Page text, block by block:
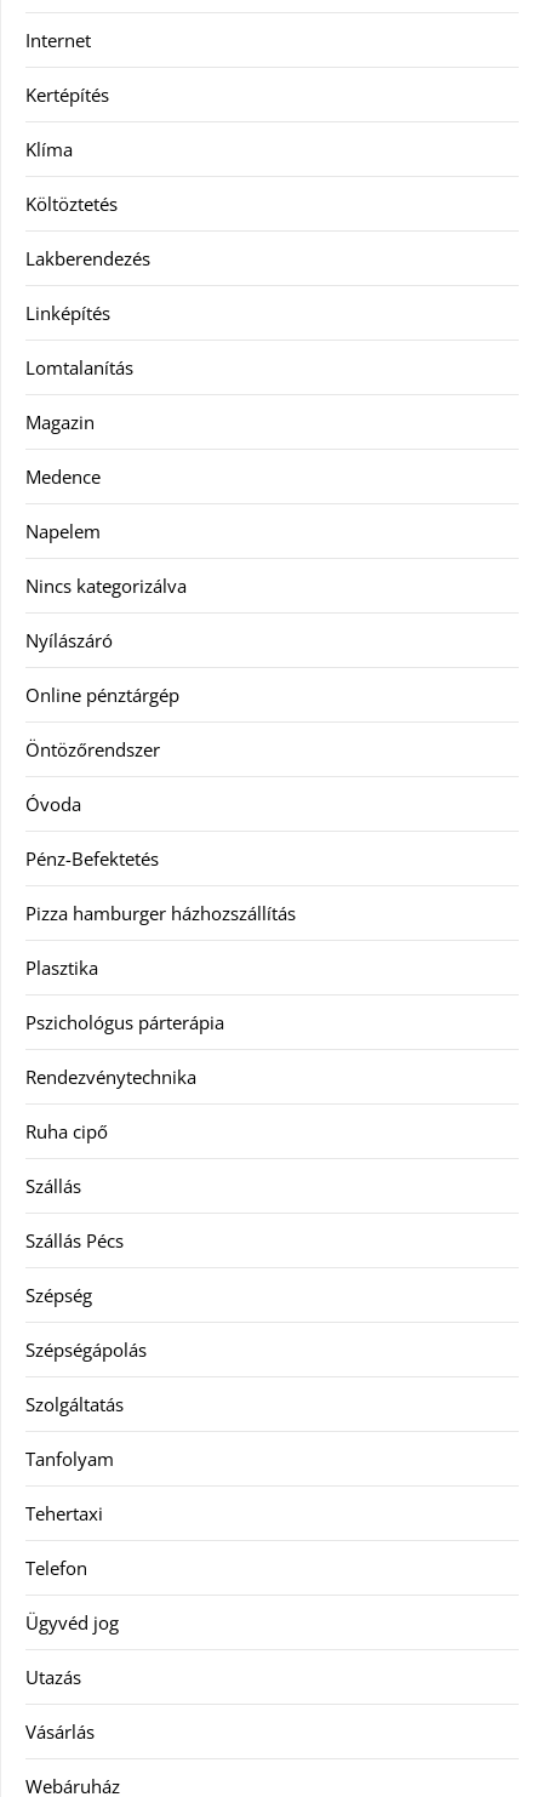
Internet
Kertépítés
Klíma
Költöztetés
Lakberendezés
Linképítés
Lomtalanítás
Magazin
Medence
Napelem
Nincs kategorizálva
Nyílászáró
Online pénztárgép
Öntözőrendszer
Óvoda
Pénz-Befektetés
Pizza hamburger házhozszállítás
Plasztika
Pszichológus párterápia
Rendezvénytechnika
Ruha cipő
Szállás
Szállás Pécs
Szépség
Szépségápolás
Szolgáltatás
Tanfolyam
Tehertaxi
Telefon
Ügyvéd jog
Utazás
Vásárlás
Webáruház